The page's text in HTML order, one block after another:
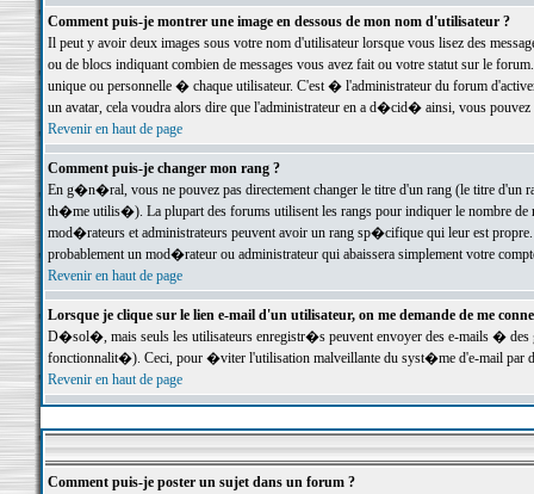
Comment puis-je montrer une image en dessous de mon nom d'utilisateur ?
Il peut y avoir deux images sous votre nom d'utilisateur lorsque vous lisez des
ou de blocs indiquant combien de messages vous avez fait ou votre statut sur le
unique ou personnelle � chaque utilisateur. C'est � l'administrateur du forum
un avatar, cela voudra alors dire que l'administrateur en a d�cid� ainsi, vous
Revenir en haut de page
Comment puis-je changer mon rang ?
En g�n�ral, vous ne pouvez pas directement changer le titre d'un rang (le titre d'un
th�me utilis�). La plupart des forums utilisent les rangs pour indiquer le nombre de
mod�rateurs et administrateurs peuvent avoir un rang sp�cifique qui leur est
probablement un mod�rateur ou administrateur qui abaissera simplement votre
Revenir en haut de page
Lorsque je clique sur le lien e-mail d'un utilisateur, on me demande de me
D�sol�, mais seuls les utilisateurs enregistr�s peuvent envoyer des e-mails �
fonctionnalit�). Ceci, pour �viter l'utilisation malveillante du syst�me d'e-mail par
Revenir en haut de page
Comment puis-je poster un sujet dans un forum ?